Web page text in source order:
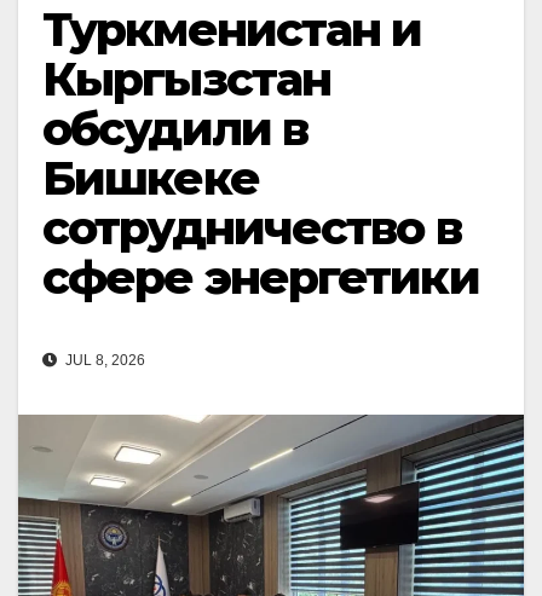
Туркменистан и
Кыргызстан
обсудили в
Бишкеке
сотрудничество в
сфере энергетики
JUL 8, 2026